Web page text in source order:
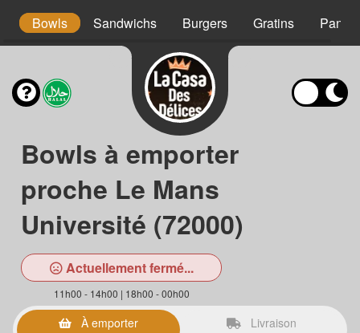
Bowls Sandwichs Burgers Gratins
Bowls à emporter
proche Le Mans
Université (72000)
Actuellement fermé...
11h00 - 14h00 | 18h00 - 00h00
À emporter Livraison